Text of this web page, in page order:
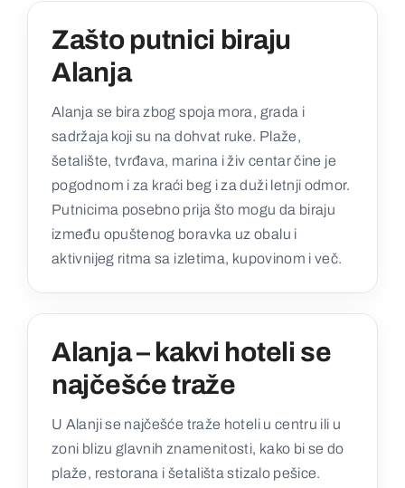
Zašto putnici biraju
Alanja
Alanja se bira zbog spoja mora, grada i
sadržaja koji su na dohvat ruke. Plaže,
šetalište, tvrđava, marina i živ centar čine je
pogodnom i za kraći beg i za duži letnji odmor.
Putnicima posebno prija što mogu da biraju
između opuštenog boravka uz obalu i
aktivnijeg ritma sa izletima, kupovinom i več.
Alanja – kakvi hoteli se
najčešće traže
U Alanji se najčešće traže hoteli u centru ili u
zoni blizu glavnih znamenitosti, kako bi se do
plaže, restorana i šetališta stizalo pešice.